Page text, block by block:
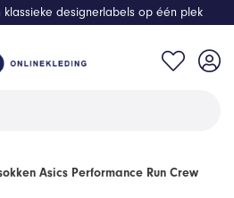
klassieke designerlabels op één plek
Asics Performance Run Crew